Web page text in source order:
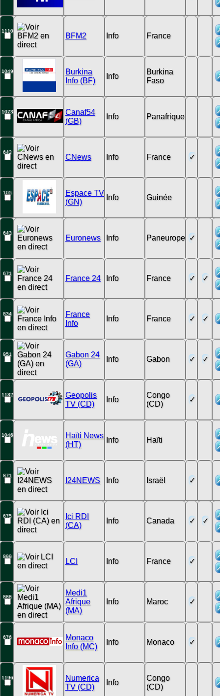
1110
BFM2 Info France
1049
Burkina
Info (BF)
Info
Burkina
Faso
1073
Canaf54
(GB)
Info Panafrique
642
CNews Info France
105
Espace TV
(GN)
Info Guinée
643
Euronews Info Paneurope
671
France 24 Info France
834
France
Info
Info France
951
Gabon 24
(GA)
Info Gabon
1182
Geopolis
TV (CD)
Info
Congo
(CD)
1046
Haïti News
(HT)
Info Haïti
871
I24NEWS Info Israël
675
Ici RDI
(CA)
Info Canada
899
LCI Info France
888
Medi1
Afrique
(MA)
Info Maroc
676
Monaco
Info (MC)
Info Monaco
1196
Numerica
TV (CD)
Info
Congo
(CD)